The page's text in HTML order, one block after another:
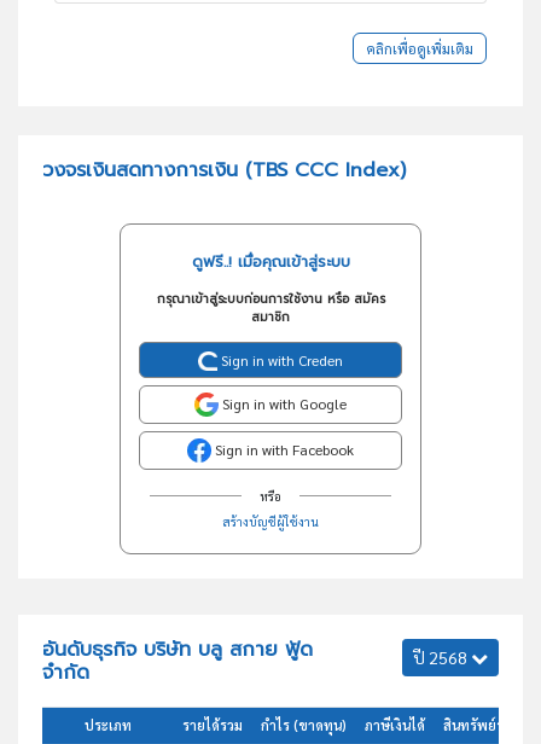
คลิกเพื่อดูเพิ่มเติม
วงจรเงินสดทางการเงิน (TBS CCC Index)
ดูฟรี..! เมื่อคุณเข้าสู่ระบบ
กรุณาเข้าสู่ระบบก่อนการใช้งาน หรือ สมัคร
สมาชิก
Sign in with Creden
Sign in with Google
Sign in with Facebook
หรือ
สร้างบัญชีผู้ใช้งาน
อันดับธุรกิจ บริษัท บลู สกาย ฟู้ด
จำกัด
ปี 2568
ประเภท รายได้รวม กำไร (ขาดทุน) ภาษีเงินได้ สินทรัพย์รวม